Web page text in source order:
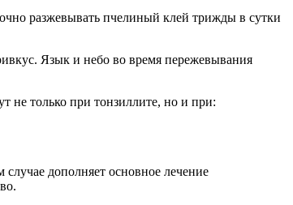
разжевывать пчелиный клей трижды в сутки
Язык и небо во время пережевывания
не только при тонзиллите, но и при:
дополняет основное лечение